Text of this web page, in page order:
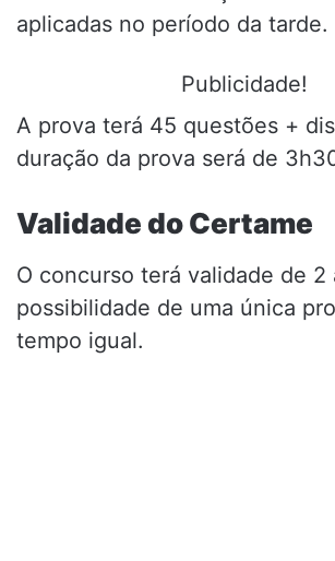
aplicadas no período da tarde.
Publicidade!
A prova terá 45 questões +
duração da prova será de
Validade do Certame
O concurso terá validade de 2
possibilidade de uma única
tempo igual.